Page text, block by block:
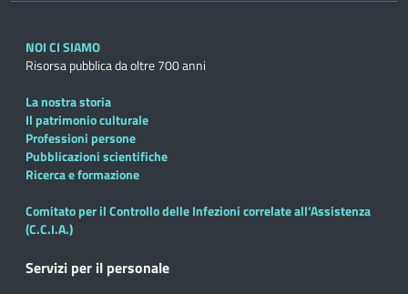
NOI CI SIAMO
Risorsa pubblica da oltre 700 anni
La nostra storia
Il patrimonio culturale
Professioni persone
Pubblicazioni scientifiche
Ricerca e formazione
Comitato per il Controllo delle Infezioni correlate all’Assistenza
(C.C.I.A.)
Servizi per il personale